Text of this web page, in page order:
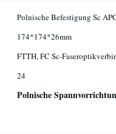
Polnische Befestigung Sc
174*174*26mm
FTTH, FC Sc-
24
Polnische